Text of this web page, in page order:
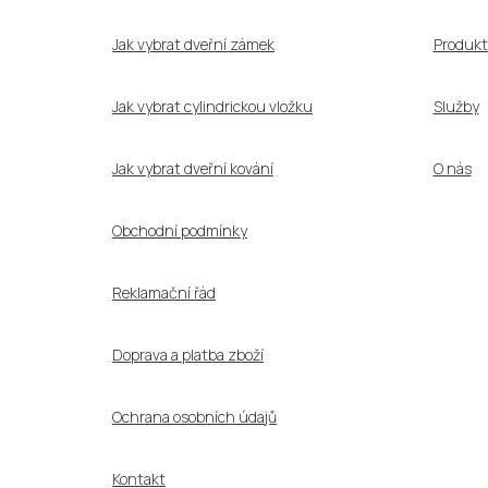
Jak vybrat dveřní zámek
Jak vybrat cylindrickou vložku
Jak vybrat dveřní kování
Obchodní podmínky
Reklamační řád
Doprava a platba zboží
Ochrana osobních údajů
Kontakt
Služby
O nás